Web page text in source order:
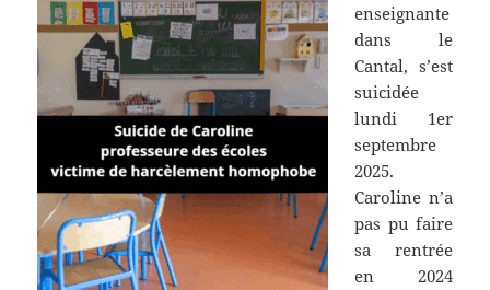
enseignante
dans le
Cantal, s’est
suicidée
lundi 1er
septembre
2025.
Caroline n’a
pas pu faire
sa rentrée
en 2024